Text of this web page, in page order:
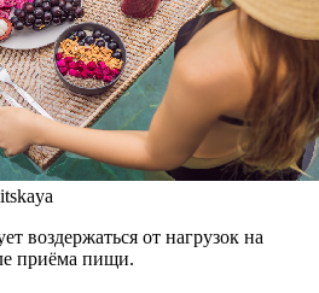
воздержаться от нагрузок на
приёма пищи.